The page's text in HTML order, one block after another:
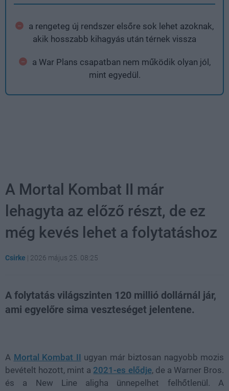
a rengeteg új rendszer elsőre sok lehet azoknak,
akik hosszabb kihagyás után térnek vissza
a War Plans csapatban nem működik olyan jól,
mint egyedül.
A Mortal Kombat II már
lehagyta az előző részt, de ez
még kevés lehet a folytatáshoz
Csirke | 2026 május 25. 08:25
A folytatás világszinten 120 millió dollárnál jár,
ami egyelőre sima veszteséget jelentene.
A Mortal Kombat II ugyan már biztosan nagyobb mozis
bevételt hozott, mint a 2021-es elődje, de a Warner Bros.
és a New Line aligha ünnepelhet felhőtlenül. A